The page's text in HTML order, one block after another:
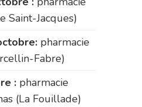
Saint-Jacques)
pharmacie
Fabre)
: pharmacie
(La Fouillade)